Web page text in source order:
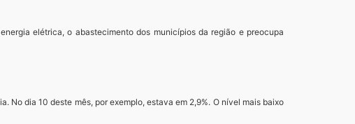
elétrica, o abastecimento dos municípios da região e preocupa
No dia 10 deste mês, por exemplo, estava em 2,9%. O nível mais baixo